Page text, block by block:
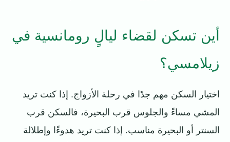
أين تسكن لقضاء ليالٍ رومانسية في
زيلامسي؟
اختيار السكن مهم جدًا في رحلة الأزواج. إذا كنت تريد
المشي مساءً والجلوس قرب البحيرة، فالسكن قرب
السنتر أو البحيرة مناسب. إذا كنت تريد هدوءًا وإطلالة